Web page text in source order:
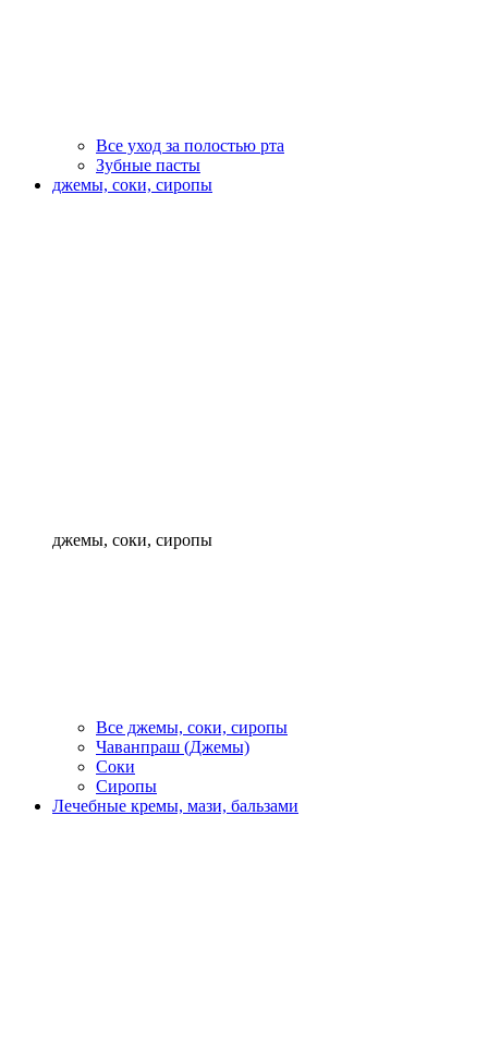
Все уход за полостью рта
Зубные пасты
джемы, соки, сиропы
джемы, соки, сиропы
Все джемы, соки, сиропы
Чаванпраш (Джемы)
Соки
Сиропы
Лечебные кремы, мази, бальзами